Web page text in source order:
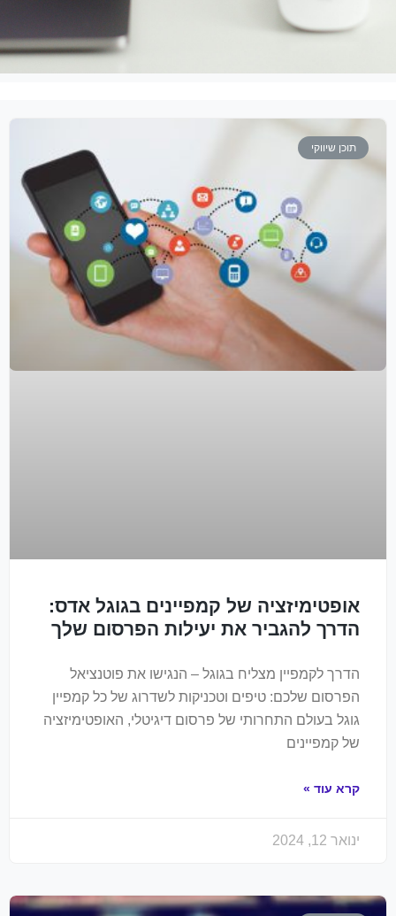
תוכן שיווקי
אופטימיזציה של קמפיינים בגוגל אדס:
הדרך להגביר את יעילות הפרסום שלך
הדרך לקמפיין מצליח בגוגל – הנגישו את פוטנציאל
הפרסום שלכם: טיפים וטכניקות לשדרוג של כל קמפיין
גוגל בעולם התחרותי של פרסום דיגיטלי, האופטימיזציה
של קמפיינים
קרא עוד »
ינואר 12, 2024